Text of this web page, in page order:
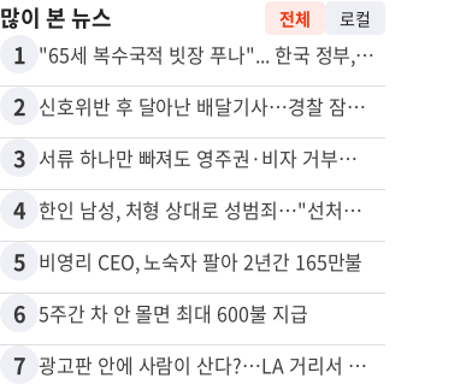
많이 본 뉴스 전체 로컬
1 "65세 복수국적 빗장 푸나"... 한국 정부, 연령 완화 전면 추진
2 신호위반 후 달아난 배달기사…경찰 잠복해 잡고보니 ‘반전’
3 서류 하나만 빠져도 영주권·비자 거부…심사관 재량권 대폭 확대
4 한인 남성, 처형 상대로 성범죄…"선처해줬더니 배신자 취급"
5 비영리 CEO, 노숙자 팔아 2년간 165만불
6 5주간 차 안 몰면 최대 600불 지급
7 광고판 안에 사람이 산다?…LA 거리서 화제